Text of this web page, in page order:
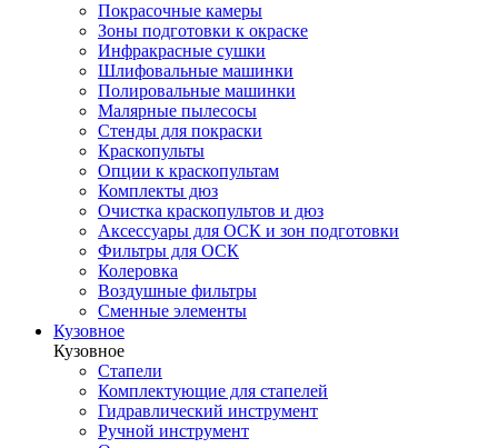
Покрасочные камеры
Зоны подготовки к окраске
Инфракрасные сушки
Шлифовальные машинки
Полировальные машинки
Малярные пылесосы
Стенды для покраски
Краскопульты
Опции к краскопультам
Комплекты дюз
Очистка краскопультов и дюз
Аксессуары для ОСК и зон подготовки
Фильтры для ОСК
Колеровка
Воздушные фильтры
Сменные элементы
Кузовное
Кузовное
Стапели
Комплектующие для стапелей
Гидравлический инструмент
Ручной инструмент